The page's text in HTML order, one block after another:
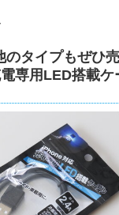
のタイプもぜひ
専用LED搭載ケ